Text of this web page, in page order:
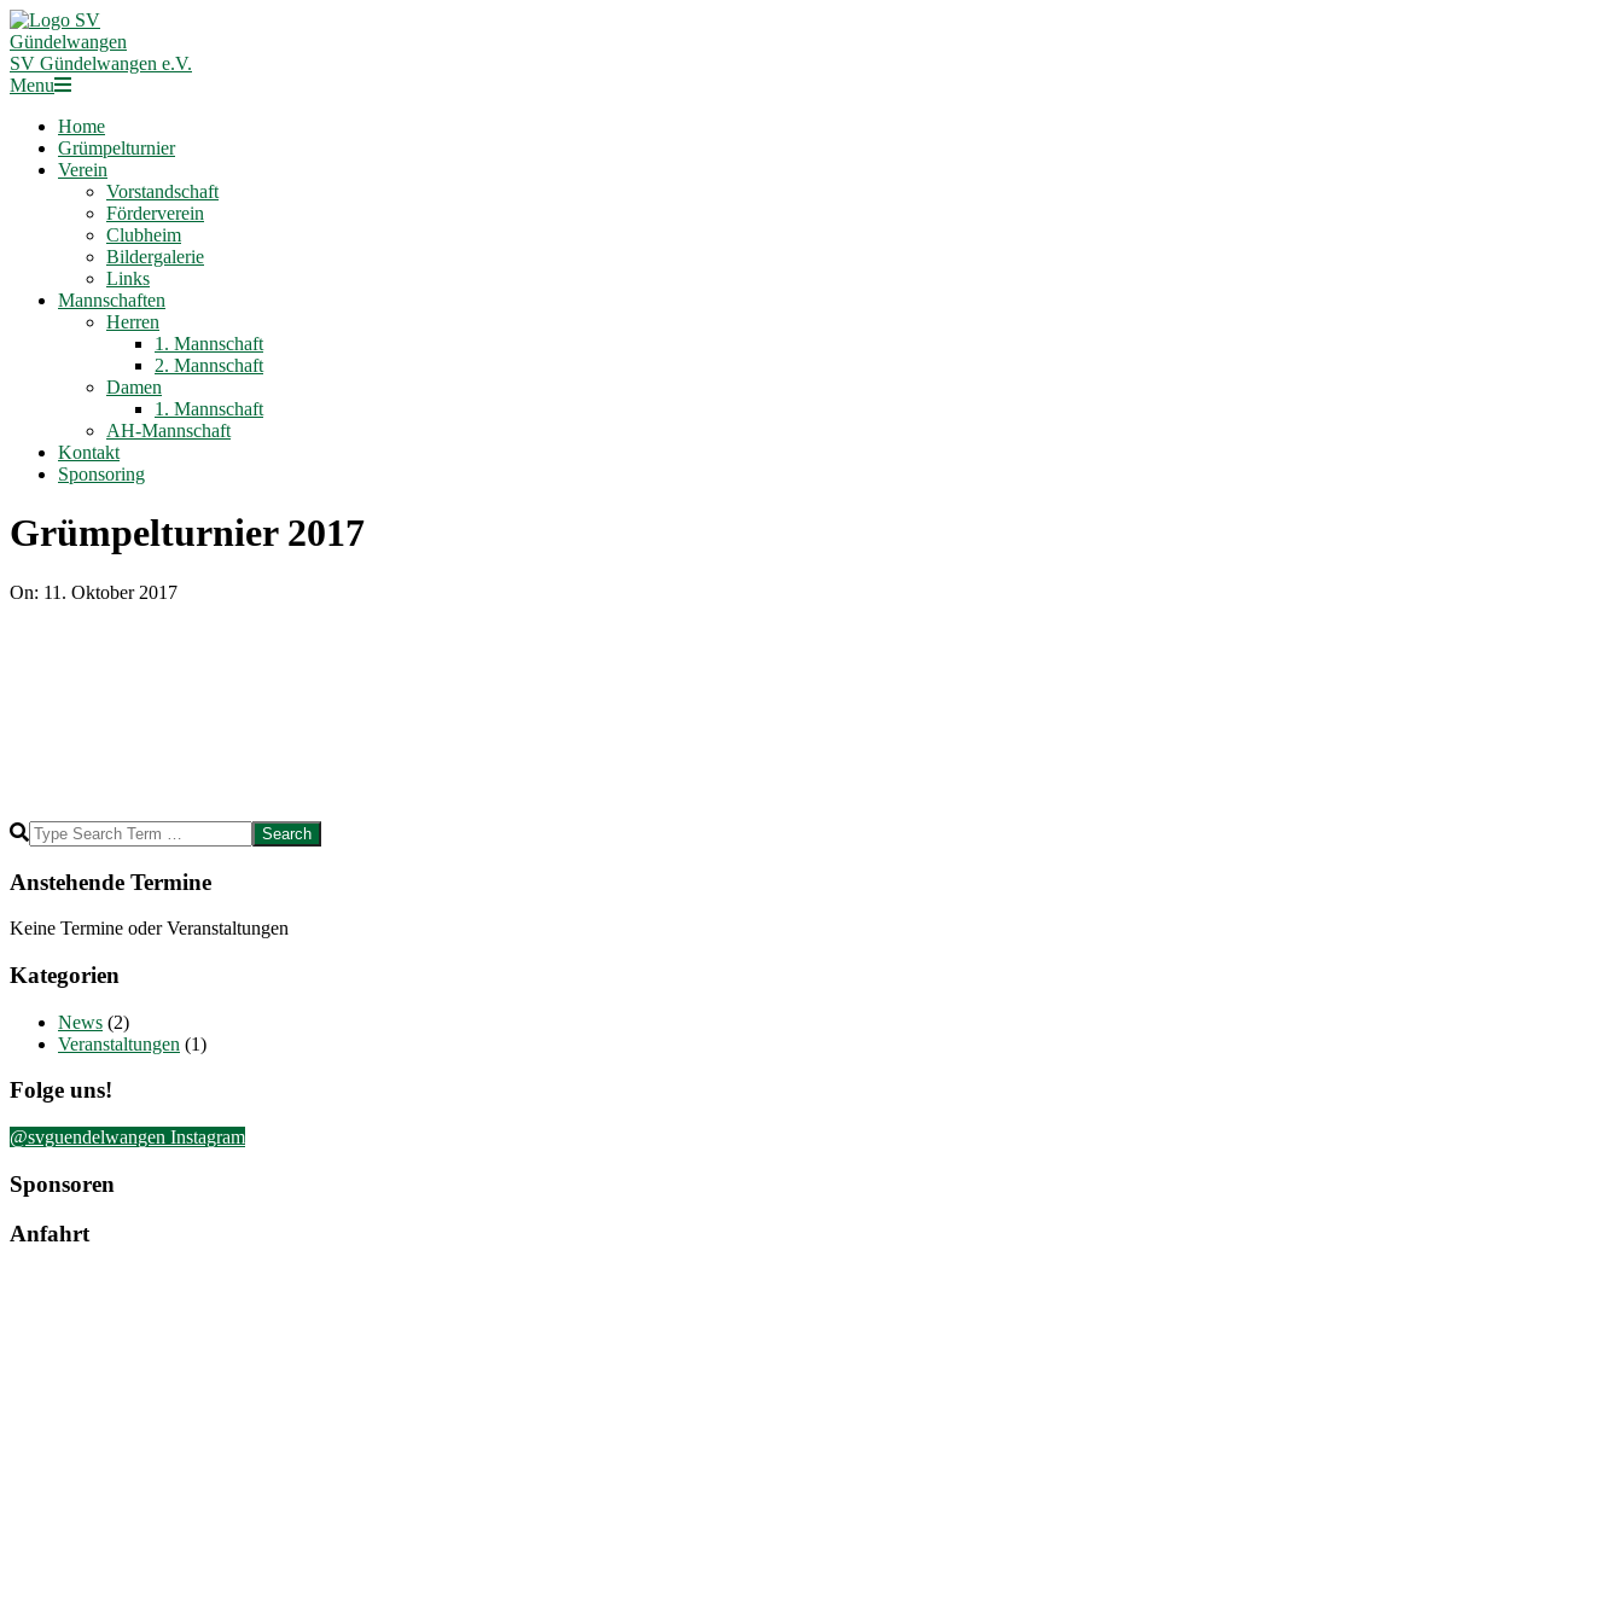
Skip
to
content
SV Gündelwangen e.V.
Primary
Menu
Menu
Home
Grümpelturnier
Verein
Vorstandschaft
Förderverein
Clubheim
Bildergalerie
Links
Mannschaften
Herren
1. Mannschaft
2. Mannschaft
Damen
1. Mannschaft
AH-Mannschaft
Kontakt
Sponsoring
Grümpelturnier 2017
On: 11. Oktober 2017
2017-
10-
11
Search
Anstehende Termine
Keine Termine oder Veranstaltungen
Kategorien
News (2)
Veranstaltungen (1)
Folge uns!
@svguendelwangen Instagram
Sponsoren
Anfahrt